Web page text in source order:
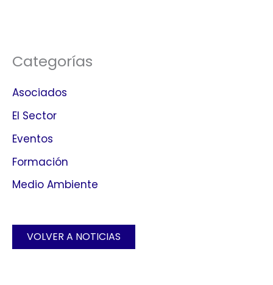
Categorías
Asociados
El Sector
Eventos
Formación
Medio Ambiente
VOLVER A NOTICIAS